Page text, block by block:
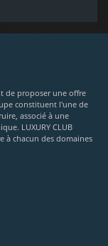
de proposer une offre
constituent l'une de
associé à une
LUXURY CLUB
à chacun des domaines